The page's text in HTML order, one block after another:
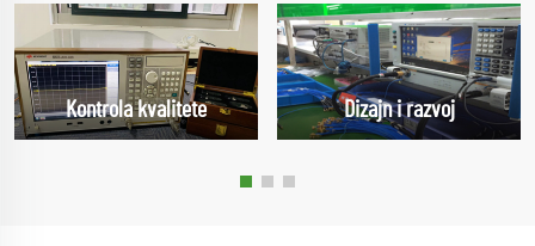
Kontrola kvalitete Dizajn i razvoj